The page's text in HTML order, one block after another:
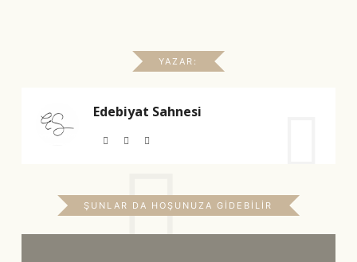
YAZAR:
Edebiyat Sahnesi
ŞUNLAR DA HOŞUNUZA GIDEBILIR